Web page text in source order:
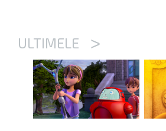
ULTIMELE >